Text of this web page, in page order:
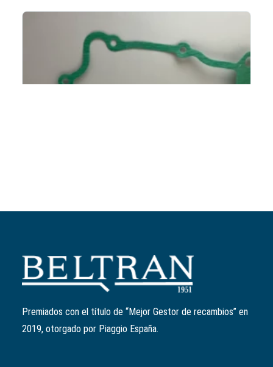
Junta tapa volante
840504
Premiados con el título de “Mejor Gestor de recambios” en
2019, otorgado por Piaggio España.